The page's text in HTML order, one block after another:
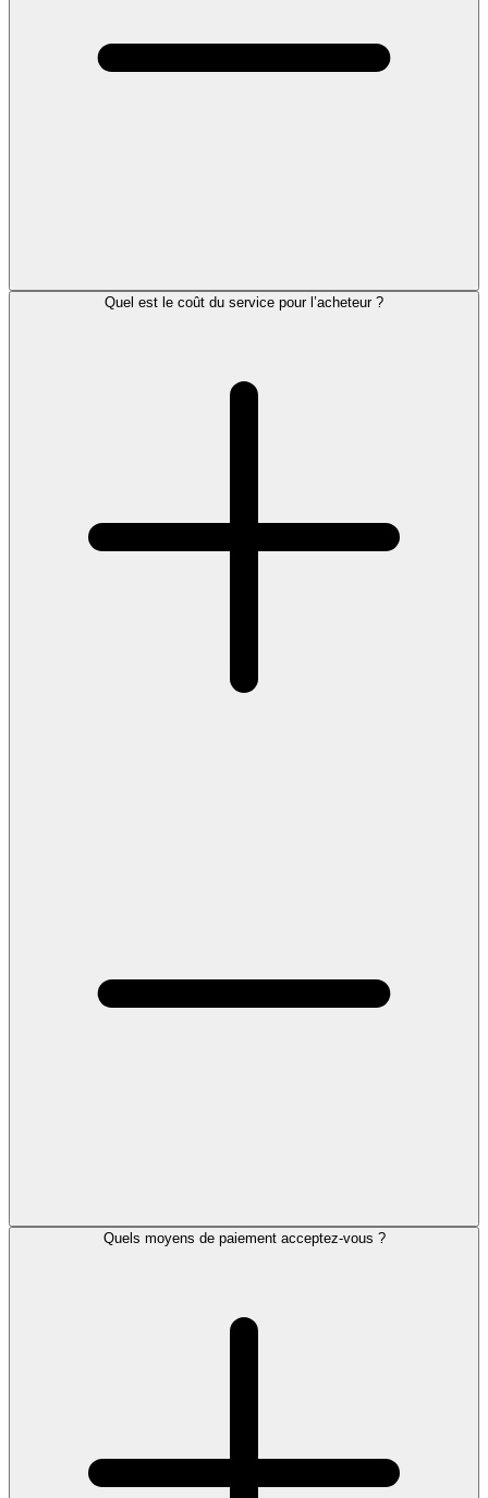
Quel est le coût du service pour l’acheteur ?
Quels moyens de paiement acceptez-vous ?